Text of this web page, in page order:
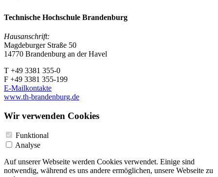
Technische Hochschule Brandenburg
Hausanschrift:
Magdeburger Straße 50
14770 Brandenburg an der Havel
T +49 3381 355-0
F +49 3381 355-199
E-Mailkontakte
www.th-brandenburg.de
Wir verwenden Cookies
Funktional
Analyse
Auf unserer Webseite werden Cookies verwendet. Einige sind
notwendig, während es uns andere ermöglichen, unsere Webseite zu